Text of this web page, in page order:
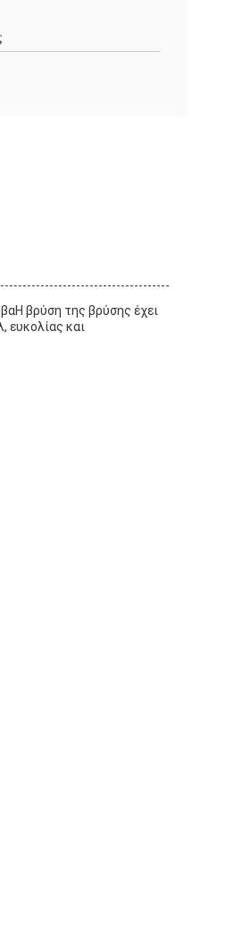
βρύση της βρύσης έχει
ευκολίας και